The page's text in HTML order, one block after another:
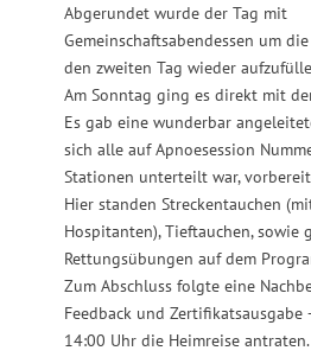
Abgerundet wurde der Tag mit
Gemeinschaftsabendessen um
den zweiten Tag wieder
Am Sonntag ging es direkt mit
Es gab eine wunderbar
sich alle auf Apnoesession
Stationen unterteilt war,
Hier standen Streckentauchen
Hospitanten), Tieftauchen, sowie
Rettungsübungen auf dem
Zum Abschluss folgte eine
Feedback und
14:00 Uhr die Heimreise antraten.